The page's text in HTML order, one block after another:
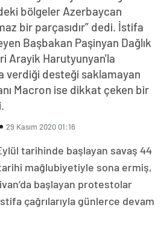
bölgeler Azerbaycan
bir parçasıdır” dedi. İstifa
Başbakan Paşinyan Dağlık
Arayik Harutyunyan'la
verdiği desteği saklamayan
Macron ise dikkat çeken bir
29 Kasım 2020 01:16
tarihinde başlayan savaş 44
mağlubiyetiyle sona ermiş,
başlayan protestolar
çağrılarıyla günlerce devam